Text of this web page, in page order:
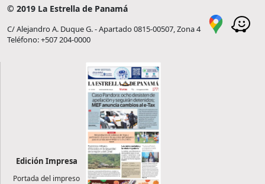
© 2019 La Estrella de Panamá
C/ Alejandro A. Duque G. - Apartado 0815-00507, Zona 4
Teléfono: +507 204-0000
Edición Impresa
Portada del impreso